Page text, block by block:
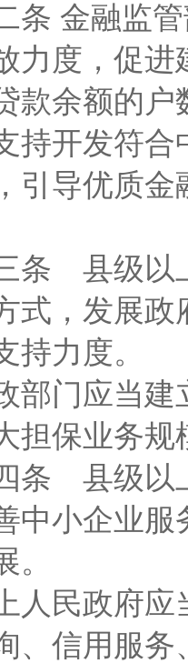
金融监管
力度，促
款余额的户
持开发符
引导优质
县级以上
式，发展
持力度。
门应当建
担保业务
县级以上
中小企业
。
民政府应
、信用服